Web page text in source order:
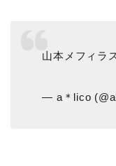
山本メフィラ
— a＊lico